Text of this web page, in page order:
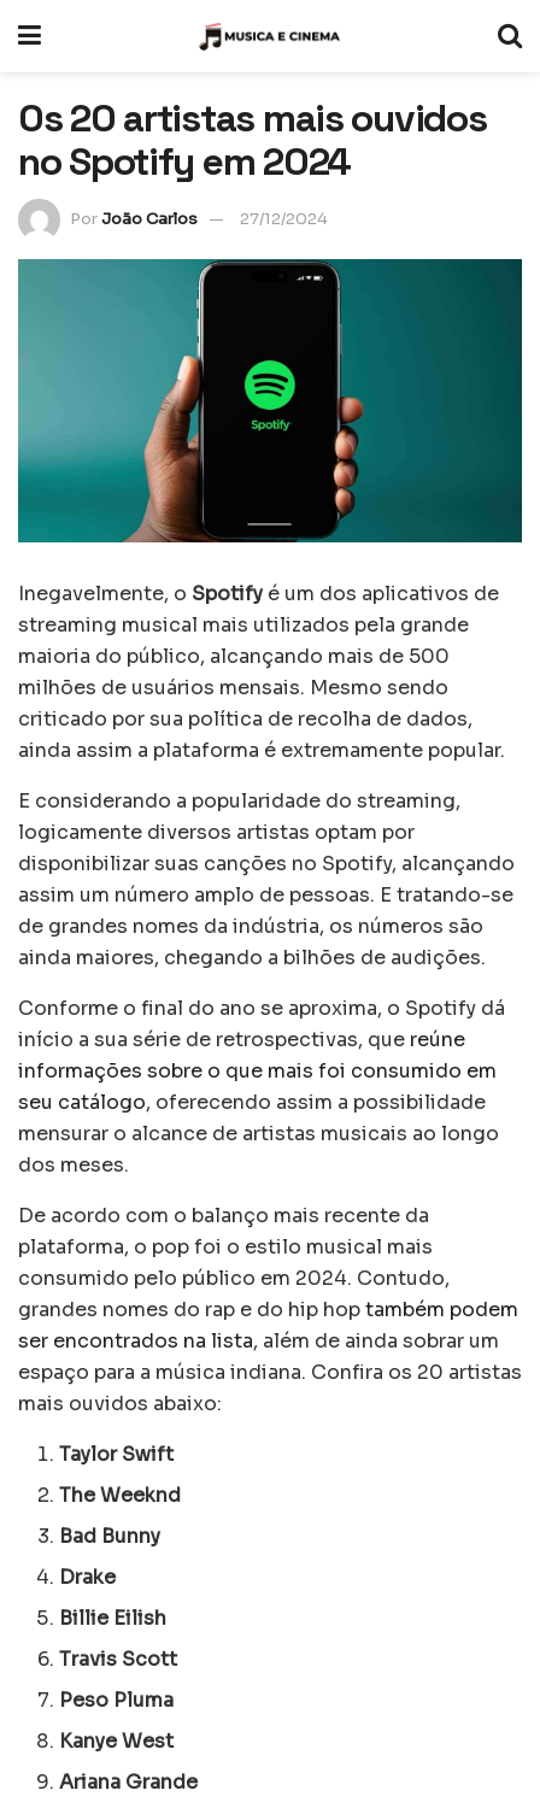
Os 20 artistas mais ouvidos
no Spotify em 2024
PorJoão Carlos 27/12/2024
Inegavelmente, o Spotify é um dos aplicativos de
streaming musical mais utilizados pela grande
maioria do público, alcançando mais de 500
milhões de usuários mensais. Mesmo sendo
criticado por sua política de recolha de dados,
ainda assim a plataforma é extremamente popular.
E considerando a popularidade do streaming,
logicamente diversos artistas optam por
disponibilizar suas canções no Spotify, alcançando
assim um número amplo de pessoas. E tratando-se
de grandes nomes da indústria, os números são
ainda maiores, chegando a bilhões de audições.
Conforme o final do ano se aproxima, o Spotify dá
início a sua série de retrospectivas, que reúne
informações sobre o que mais foi consumido em
seu catálogo, oferecendo assim a possibilidade
mensurar o alcance de artistas musicais ao longo
dos meses.
De acordo com o balanço mais recente da
plataforma, o pop foi o estilo musical mais
consumido pelo público em 2024. Contudo,
grandes nomes do rap e do hip hoptambém podem
ser encontrados na lista, além de ainda sobrar um
espaço para a música indiana. Confira os 20 artistas
mais ouvidos abaixo:
Taylor Swift
The Weeknd
Bad Bunny
Drake
Billie Eilish
Travis Scott
Peso Pluma
Kanye West
Ariana Grande